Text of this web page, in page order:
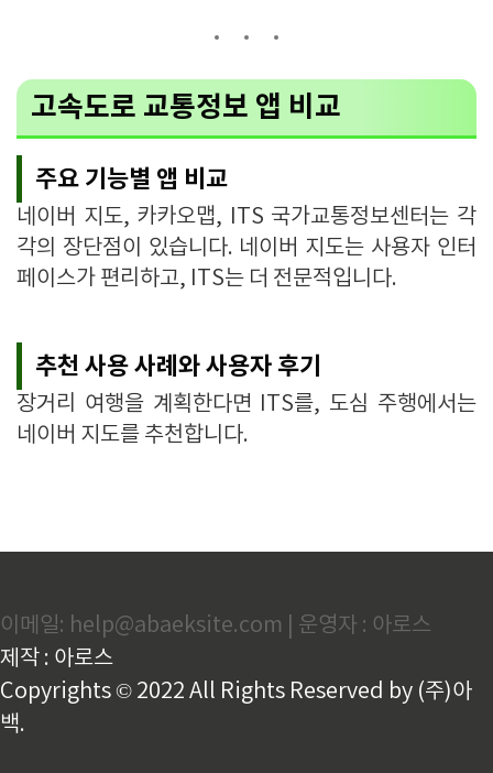
고속도로 교통정보 앱 비교
주요 기능별 앱 비교
네이버 지도, 카카오맵, ITS 국가교통정보센터는 각
각의 장단점이 있습니다. 네이버 지도는 사용자 인터
페이스가 편리하고, ITS는 더 전문적입니다.
추천 사용 사례와 사용자 후기
장거리 여행을 계획한다면 ITS를, 도심 주행에서는
네이버 지도를 추천합니다.
이메일: help@abaeksite.com | 운영자 : 아로스
제작 : 아로스
Copyrights © 2022 All Rights Reserved by (주)아
백.